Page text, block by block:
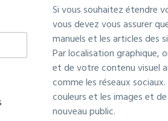
Si vous souhaitez étendre
vous devez vous assurer
manuels et les articles des
Par localisation graphique,
et de votre contenu visuel
comme les réseaux
couleurs et les images et
nouveau public.